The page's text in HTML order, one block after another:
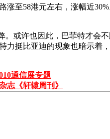
至58港元左右，涨幅近
或许也因此，巴菲特才会
挺比亚迪的现象也暗示着
通信展专题
志《轩辕周刊》